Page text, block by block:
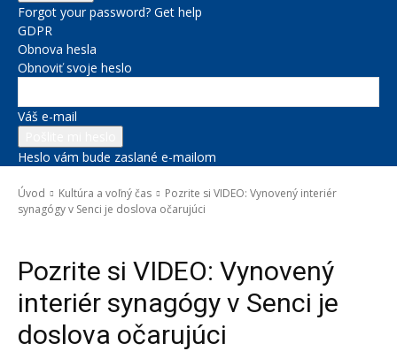
Forgot your password? Get help
GDPR
Obnova hesla
Obnoviť svoje heslo
Váš e-mail
Heslo vám bude zaslané e-mailom
Úvod Kultúra a voľný čas
Pozrite si VIDEO: Vynovený interiér
synagógy v Senci je doslova očarujúci
Pozrite si VIDEO: Vynovený
interiér synagógy v Senci je
doslova očarujúci